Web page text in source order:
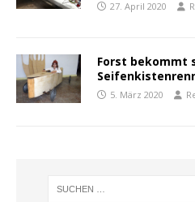
27. April 2020
Forst bekommt
5. März 2020